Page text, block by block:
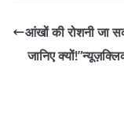
आंखों की रोशनी जा
जानिए